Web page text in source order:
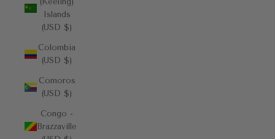
Islands
(USD $)
Colombia
(USD $)
Comoros
(USD $)
Congo -
Brazzaville